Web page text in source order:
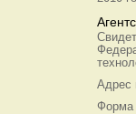
Адрес
Форма